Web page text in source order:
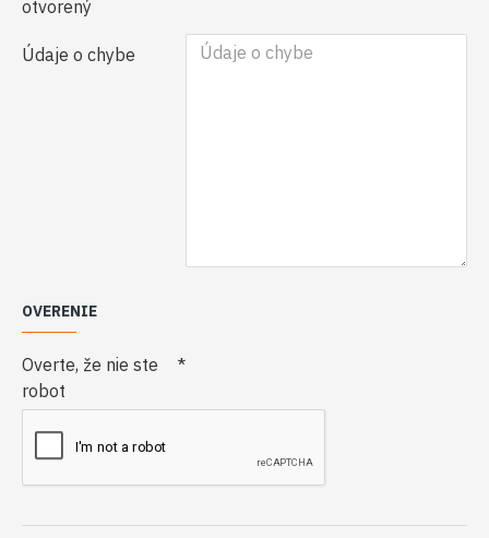
otvorený
Údaje o chybe
OVERENIE
Overte, že nie ste
robot